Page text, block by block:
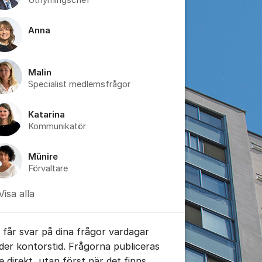
för inlägg/kommentar
Anna
Malin
Specialist medlemsfrågor
Katarina
Kommunikatör
Münire
Förvaltare
alla
får svar på dina frågor vardagar
kontorstid. Frågorna publiceras